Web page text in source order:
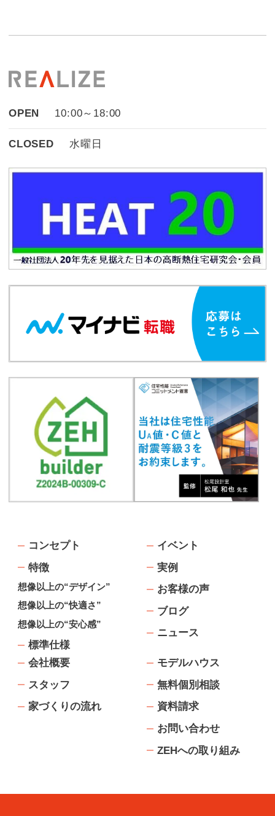
OPEN 10:00～18:00
CLOSED 水曜日
コンセプト
特徴
想像以上の“デザイン”
想像以上の“快適さ”
想像以上の“安心感”
標準仕様
会社概要
スタッフ
家づくりの流れ
イベント
実例
お客様の声
ブログ
ニュース
モデルハウス
無料個別相談
資料請求
お問い合わせ
ZEHへの取り組み